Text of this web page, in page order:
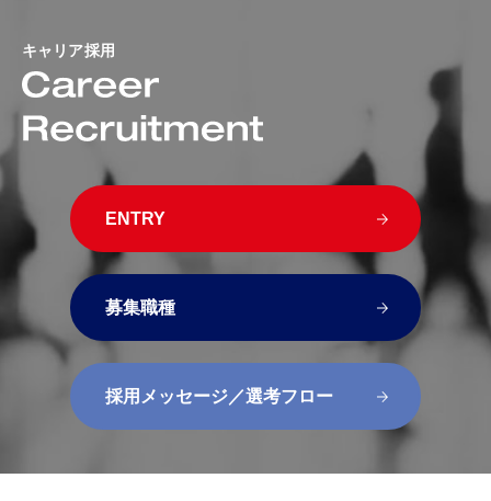
キャリア採用
ENTRY
募集職種
採用メッセージ／選考フロー